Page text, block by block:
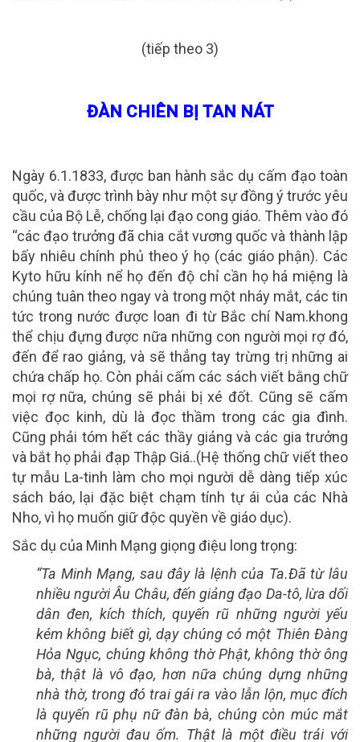
(tiếp theo 3)
ĐÀN CHIÊN BỊ TAN NÁT
Ngày 6.1.1833, được ban hành sắc dụ cấm đạo toàn
quốc, và được trình bày như một sự đồng ý trước yêu
cầu của Bộ Lễ, chống lại đạo cong giáo. Thêm vào đó
“các đạo trưởng đã chia cắt vương quốc và thành lập
bấy nhiêu chính phủ theo ý họ (các giáo phận). Các
Kyto hữu kính nể họ đến độ chỉ cần họ há miệng là
chúng tuân theo ngay và trong một nháy mắt, các tin
tức trong nước được loan đi từ Bắc chí Nam.khong
thể chịu đựng được nữa những con người mọi rợ đó,
đến để rao giảng, và sẽ thẳng tay trừng trị những ai
chứa chấp họ. Còn phải cấm các sách viết bằng chữ
mọi rợ nữa, chúng sẽ phải bị xé đốt. Cũng sẽ cấm
việc đọc kinh, dù là đọc thầm trong các gia đình.
Cũng phải tóm hết các thầy giảng và các gia trưởng
và bắt họ phải đạp Thập Giá..(Hệ thống chữ viết theo
tự mẫu La-tinh làm cho mọi người dễ dàng tiếp xúc
sách báo, lại đặc biệt chạm tính tự ái của các Nhà
Nho, vì họ muốn giữ độc quyền về giáo dục).
Sắc dụ của Minh Mạng giọng điệu long trọng:
“Ta Minh Mạng, sau đây là lệnh của Ta.Đã từ lâu
nhiều người Âu Châu, đến giảng đạo Da-tô, lừa dối
dân đen, kích thích, quyến rũ những người yếu
kém không biết gì, dạy chúng có một Thiên Đàng
Hỏa Ngục, chúng không thờ Phật, không thờ ông
bà, thật là vô đạo, hơn nữa chúng dựng những
nhà thờ, trong đó trai gái ra vào lẫn lộn, mục đích
là quyến rũ phụ nữ đàn bà, chúng còn múc mắt
những người đau ốm. Thật là một điều trái với